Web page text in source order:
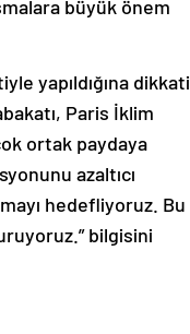
büyük önem
yapıldığına dikkati
Paris İklim
ortak paydaya
azaltıcı
hedefliyoruz. Bu
bilgisini